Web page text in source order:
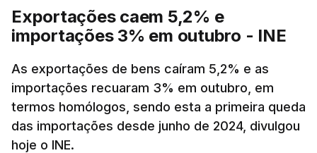
Exportações caem 5,2% e
importações 3% em outubro - INE
As exportações de bens caíram 5,2% e as
importações recuaram 3% em outubro, em
termos homólogos, sendo esta a primeira queda
das importações desde junho de 2024, divulgou
hoje o INE.